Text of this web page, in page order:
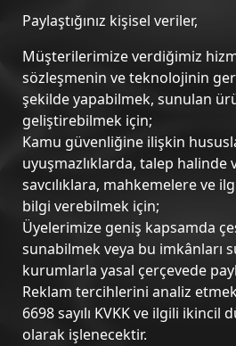
Paylaştığınız kişisel veriler,
Müşterilerimize verdiğimiz
sözleşmenin ve teknolojinin
şekilde yapabilmek, sunulan
geliştirebilmek için;
Kamu güvenliğine ilişkin
uyuşmazlıklarda, talep halinde
savcılıklara, mahkemelere ve
bilgi verebilmek için;
Üyelerimize geniş kapsamda
sunabilmek veya bu imkânları
kurumlarla yasal çerçevede
Reklam tercihlerini analiz
6698 sayılı KVKK ve ilgili ikincil
olarak işlenecektir.